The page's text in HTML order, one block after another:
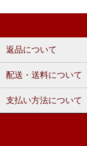
返品について
配送・送料について
支払い方法について